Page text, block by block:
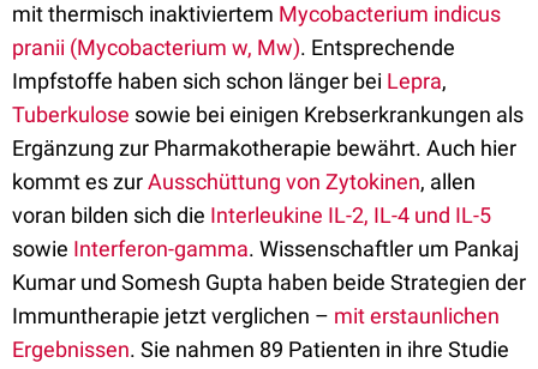
mit thermisch inaktiviertem Mycobacterium indicus
pranii (Mycobacterium w, Mw). Entsprechende
Impfstoffe haben sich schon länger bei Lepra,
Tuberkulose sowie bei einigen Krebserkrankungen als
Ergänzung zur Pharmakotherapie bewährt. Auch hier
kommt es zurAusschüttung von Zytokinen, allen
voran bilden sich die Interleukine IL-2, IL-4 und IL-5
sowie Interferon-gamma. Wissenschaftler um Pankaj
Kumar und Somesh Gupta haben beide Strategien der
Immuntherapie jetzt verglichen – mit erstaunlichen
Ergebnissen. Sie nahmen 89 Patienten in ihre Studie